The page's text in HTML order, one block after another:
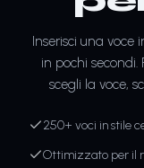
Inserisci una voce
in pochi secondi.
scegli la voce,
250+ voci in stile
Ottimizzato per il